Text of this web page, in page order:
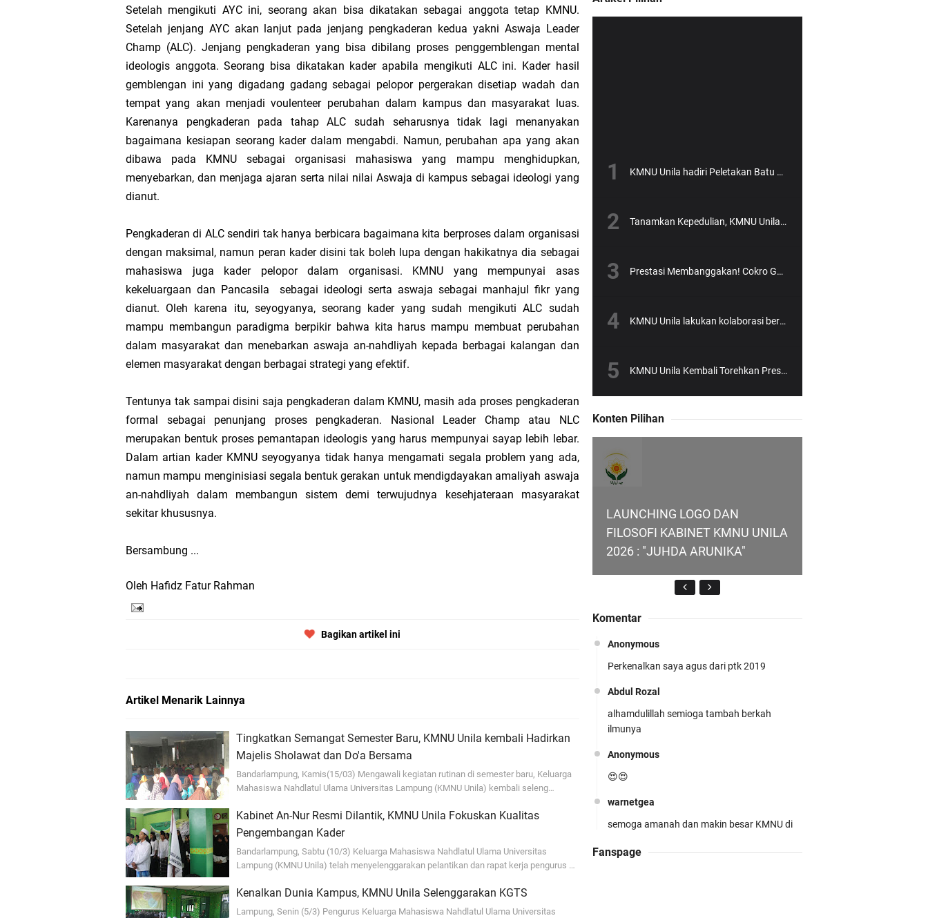
Setelah mengikuti AYC ini, seorang akan bisa dikatakan sebagai anggota tetap KMNU.
Setelah jenjang AYC akan lanjut pada jenjang pengkaderan kedua yakni Aswaja Leader
Champ (ALC). Jenjang pengkaderan yang bisa dibilang proses penggemblengan mental
ideologis anggota. Seorang bisa dikatakan kader apabila mengikuti ALC ini. Kader hasil
gemblengan ini yang digadang gadang sebagai pelopor pergerakan disetiap wadah dan
tempat yang akan menjadi voulenteer perubahan dalam kampus dan masyarakat luas.
Karenanya pengkaderan pada tahap ALC sudah seharusnya tidak lagi menanyakan
bagaimana kesiapan seorang kader dalam mengabdi. Namun, perubahan apa yang akan
dibawa pada KMNU sebagai organisasi mahasiswa yang mampu menghidupkan,
menyebarkan, dan menjaga ajaran serta nilai nilai Aswaja di kampus sebagai ideologi yang
dianut.
Pengkaderan di ALC sendiri tak hanya berbicara bagaimana kita berproses dalam organisasi
dengan maksimal, namun peran kader disini tak boleh lupa dengan hakikatnya dia sebagai
mahasiswa juga kader pelopor dalam organisasi. KMNU yang mempunyai asas
kekeluargaan dan Pancasila sebagai ideologi serta aswaja sebagai manhajul fikr yang
dianut. Oleh karena itu, seyogyanya, seorang kader yang sudah mengikuti ALC sudah
mampu membangun paradigma berpikir bahwa kita harus mampu membuat perubahan
dalam masyarakat dan menebarkan aswaja an-nahdliyah kepada berbagai kalangan dan
elemen masyarakat dengan berbagai strategi yang efektif.
Tentunya tak sampai disini saja pengkaderan dalam KMNU, masih ada proses pengkaderan
formal sebagai penunjang proses pengkaderan. Nasional Leader Champ atau NLC
merupakan bentuk proses pemantapan ideologis yang harus mempunyai sayap lebih lebar.
Dalam artian kader KMNU seyogyanya tidak hanya mengamati segala problem yang ada,
namun mampu menginisiasi segala bentuk gerakan untuk mendigdayakan amaliyah aswaja
an-nahdliyah dalam membangun sistem demi terwujudnya kesehjateraan masyarakat
sekitar khususnya.
Bersambung ...
Oleh Hafidz Fatur Rahman
Bagikan artikel ini
Artikel Menarik Lainnya
Tingkatkan Semangat Semester Baru, KMNU Unila kembali Hadirkan
Majelis Sholawat dan Do'a Bersama
Bandarlampung, Kamis(15/03) Mengawali kegiatan rutinan di semester baru, Keluarga
Mahasiswa Nahdlatul Ulama Universitas Lampung (KMNU Unila) kembali seleng…
Kabinet An-Nur Resmi Dilantik, KMNU Unila Fokuskan Kualitas
Pengembangan Kader
Bandarlampung, Sabtu (10/3) Keluarga Mahasiswa Nahdlatul Ulama Universitas
Lampung (KMNU Unila) telah menyelenggarakan pelantikan dan rapat kerja pengurus …
Kenalkan Dunia Kampus, KMNU Unila Selenggarakan KGTS
Lampung, Senin (5/3) Pengurus Keluarga Mahasiswa Nahdlatul Ulama Universitas
KMNU Unila hadiri Peletakan Batu Pertama Pembangunan Gedung NU yang dipimpin Rektor Unila Prof. Karomani
Tanamkan Kepedulian, KMNU Unila Adakan Santunan Anak Yatim
Prestasi Membanggakan! Cokro Guruh Santoso Raih Emas Olimpiade Biologi Puskanas
KMNU Unila lakukan kolaborasi bersama KMNU UGM
KMNU Unila Kembali Torehkan Prestasi di PMW !!
Konten Pilihan
LAUNCHING LOGO DAN
FILOSOFI KABINET KMNU UNILA
2026 : "JUHDA ARUNIKA"
KMNU Unila Kembali Torehkan
Prestasi di PMW !!
Guruh Santoso Raih Emas
Olimpiade Biologi Puskanas
Komentar
Anonymous
Perkenalkan saya agus dari ptk 2019
Abdul Rozal
alhamdulillah semioga tambah berkah
ilmunya
Anonymous
😍😍
warnetgea
semoga amanah dan makin besar KMNU di
Fanspage